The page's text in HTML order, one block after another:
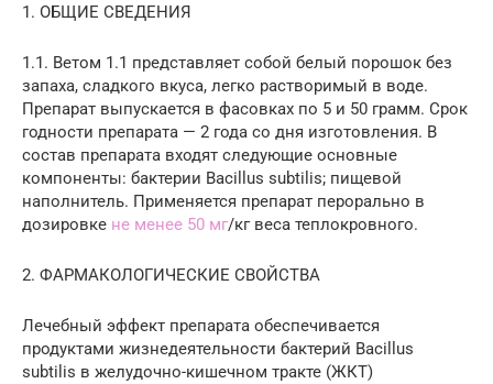
1. ОБЩИЕ СВЕДЕНИЯ
1.1. Ветом 1.1 представляет собой белый порошок без
запаха, сладкого вкуса, легко растворимый в воде.
Препарат выпускается в фасовках по 5 и 50 грамм. Срок
годности препарата — 2 года со дня изготовления. В
состав препарата входят следующие основные
компоненты: бактерии Bacillus subtilis; пищевой
наполнитель. Применяется препарат перорально в
дозировке не менее 50 мг/кг веса теплокровного.
2. ФАРМАКОЛОГИЧЕСКИЕ СВОЙСТВА
Лечебный эффект препарата обеспечивается
продуктами жизнедеятельности бактерий Bacillus
subtilis в желудочно-кишечном тракте (ЖКТ)